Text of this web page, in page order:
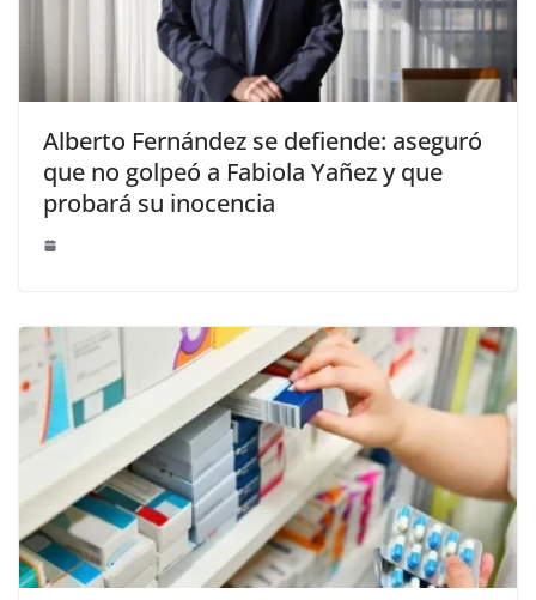
Alberto Fernández se defiende: aseguró
que no golpeó a Fabiola Yañez y que
probará su inocencia